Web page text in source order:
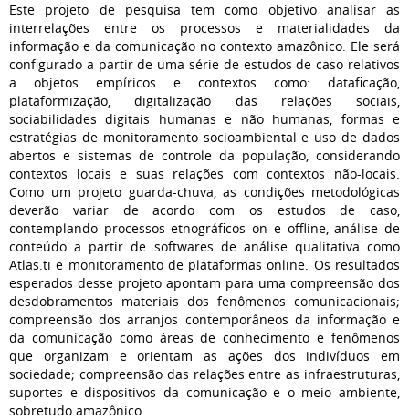
Este projeto de pesquisa tem como objetivo analisar as
interrelações entre os processos e materialidades da
informação e da comunicação no contexto amazônico. Ele será
configurado a partir de uma série de estudos de caso relativos
a objetos empíricos e contextos como: dataficação,
plataformização, digitalização das relações sociais,
sociabilidades digitais humanas e não humanas, formas e
estratégias de monitoramento socioambiental e uso de dados
abertos e sistemas de controle da população, considerando
contextos locais e suas relações com contextos não-locais.
Como um projeto guarda-chuva, as condições metodológicas
deverão variar de acordo com os estudos de caso,
contemplando processos etnográficos on e offline, análise de
conteúdo a partir de softwares de análise qualitativa como
Atlas.ti e monitoramento de plataformas online. Os resultados
esperados desse projeto apontam para uma compreensão dos
desdobramentos materiais dos fenômenos comunicacionais;
compreensão dos arranjos contemporâneos da informação e
da comunicação como áreas de conhecimento e fenômenos
que organizam e orientam as ações dos indivíduos em
sociedade; compreensão das relações entre as infraestruturas,
suportes e dispositivos da comunicação e o meio ambiente,
sobretudo amazônico.